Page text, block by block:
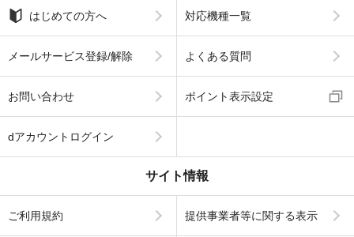
はじめての方へ 対応機種一覧
メールサービス登録/解除 よくある質問
お問い合わせ ポイント表示設定
dアカウントログイン
サイト情報
ご利用規約 提供事業者等に関する表示